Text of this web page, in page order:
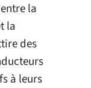
la
la
des
à leurs